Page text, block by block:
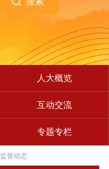
人大概览
互动交流
专题专栏
监督动态